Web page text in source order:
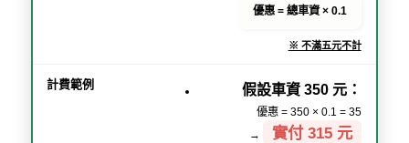
優惠 = 總車資 × 0.1
※ 不滿五元不計
假設車資 350 元：
優惠 = 350 × 0.1 = 35
→
實付 315 元